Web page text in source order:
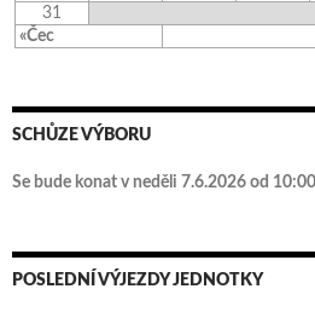
«Čec
31
SCHŮZE VÝBORU
Se bude konat v neděli 7.6.2026 od
POSLEDNÍ VÝJEZDY JEDNOTKY